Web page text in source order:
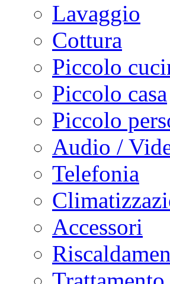
Lavaggio
Cottura
Piccolo
Piccolo casa
Piccolo
Audio /
Telefonia
Accessori